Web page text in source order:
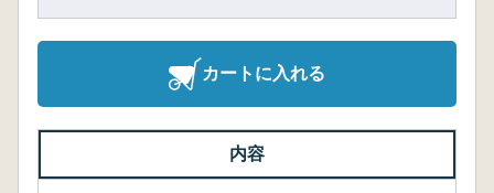
カートに入れる
内容